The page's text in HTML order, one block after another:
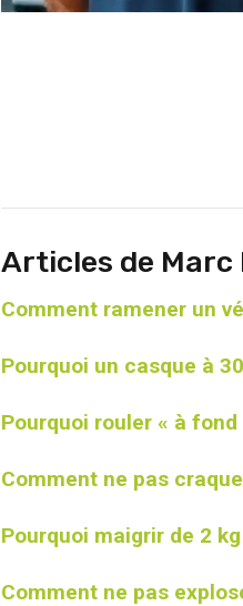
Articles de Marc
Comment ramener un
Pourquoi un casque à
Pourquoi rouler « à
Comment ne pas
Pourquoi maigrir de 2
Comment ne pas